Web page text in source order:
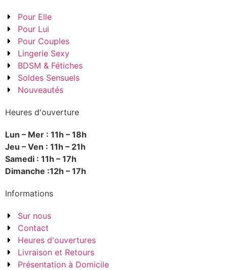
Pour Elle
Pour Lui
Pour Couples
Lingerie Sexy
BDSM & Fétiches
Soldes Sensuels
Nouveautés
Heures d'ouverture
Lun – Mer : 11h – 18h
Jeu – Ven : 11h – 21h
Samedi : 11h – 17h
Dimanche :12h – 17h
Informations
Sur nous
Contact
Heures d'ouvertures
Livraison et Retours
Présentation à Domicile